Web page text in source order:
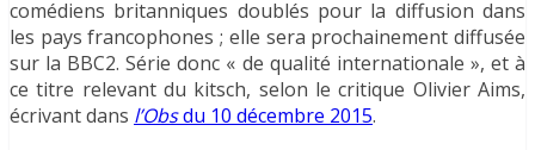
comédiens britanniques doublés pour la diffusion dans
les pays francophones ; elle sera prochainement diffusée
sur la BBC2. Série donc « de qualité internationale », et à
ce titre relevant du kitsch, selon le critique Olivier Aims,
écrivant dans l’Obsdu 10 décembre 2015.